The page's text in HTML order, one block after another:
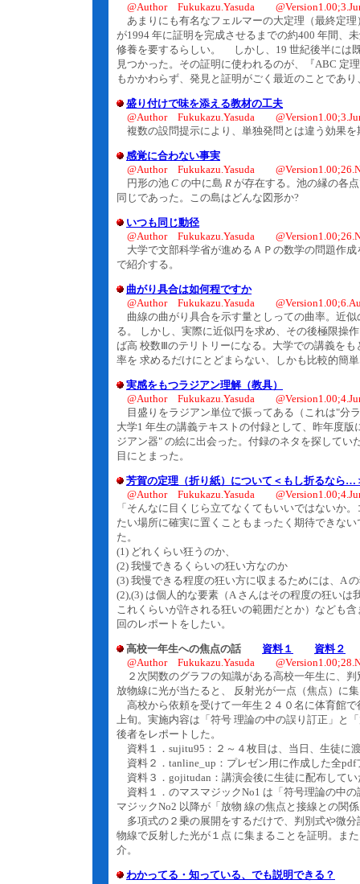
@Author Fukukazu.Yasuda
あまりにも有名なフェルマーの大定理（最終定
が1994 年に証明を完成させるまでの約400 年間、
修養を要するらしい。 しかし、19 世紀後半には
見つかった。その証明に使われるのが、『ABC 定
もかかわらず、発見と証明がごく最近のことであ
盛り付けで味を添える教材の工夫
@Author Fukukazu.Yasuda
複数の設問提示により、単独発問とは違う効果を
感覚に合わない事実
@Author Fukukazu.Yasuda
円形の池 C の中に島 R が存在する。池の縁の各
同じであった。この島はどんな図形か?
いつも同じ動径
@Author Fukukazu.Yasuda
大学で文部科学省が進めるＡＰの数学の問題作
で紹介する。
曲がり具合は如何程ですか
@Author Fukukazu.Yasuda
曲線の曲がり具合を示す量としっての曲率。近
る。 しかし、実際に近似円を求め、その後極限操
ば高 校数Ⅲのテリトリーになる。大学での講義を
率を 求めるだけにとどまらない、しかも比較的簡
実感をもつラジアン理解（教具）
@Author Fukukazu.Yasuda
目盛りをラジアン単位で振ってある（これは"分
大学1 年生の講義テキストの付録として、昨年度
ジアン器" の絵に出会った。付録のネタを探して
目にとまった。
芳賀の定理（折り紙）について＜もし折るなら…
@Author Fukukazu.Yasuda
「そんなに目くじら立てなくてもいいではないか
たい場所に確実に置くこともまったく期待できな
た。
(1) どれくらい狂うのか、
(2) 我慢できるくらいの狂い方なのか
(3) 我慢できる程度の狂い方に収まるためには、A
(2),(3) は個人的な要素（A さんはその程度の狂い
これくらいが許される狂いの範囲だとか）なども
回のレポートをしたい。
高校一年生への焦点の話 資料１
資料２
@Author Fukukazu.Yasuda
２次関数のグラフの知識がある高校一年生に、
放物線に光が当たると、 反射光が一点（焦点）に
高校から依頼を受けて一年生２４０名に体育館
上旬。実施内容は「符号 理論の中の誤り訂正」と
後者をレポートした。
資料１．sujitu95：２～４枚目は、当日、生徒に
資料２．tanline_up：プレゼン用に作成した全pdf
資料３．gojitudan：講演会後に生徒に配布してい
資料１．のマスマジックNo1 は「符号理論の中
マジックNo2 以降が「放物 線の焦点と接線との関
多項式の２乗の展開をするだけで、判別式や微
物線で反射した光が１点 に集まることを証明。ま
介。
わかってる・知っている、でも説明できる？